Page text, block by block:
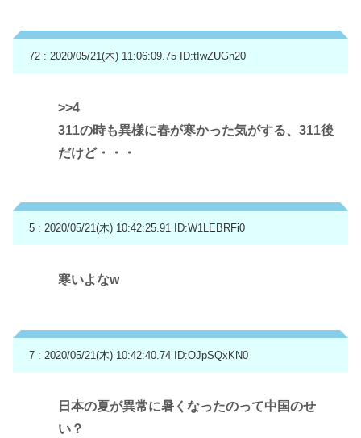
72 : 2020/05/21(木) 11:06:09.75 ID:tIwZUGn20
>>4
311の時も異様に春が寒かった気がする、311後
だけど・・・
5 : 2020/05/21(木) 10:42:25.91 ID:W1LEBRFi0
寒いよなw
7 : 2020/05/21(木) 10:42:40.74 ID:OJpSQxKN0
日本の夏が異常に暑くなったのって中国のせ
い？